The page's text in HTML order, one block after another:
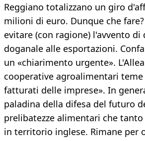
Reggiano totalizzano un giro
milioni di euro. Dunque che
evitare (con ragione) l'avvento di
doganale alle esportazioni.
un «chiarimento urgente».
cooperative agroalimentari
fatturati delle imprese». In
paladina della difesa del futuro
prelibatezze alimentari che
in territorio inglese. Rimane per